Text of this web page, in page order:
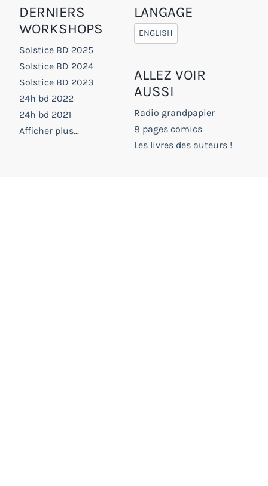
DERNIERS
WORKSHOPS
Solstice BD 2025
Solstice BD 2024
Solstice BD 2023
24h bd 2022
24h bd 2021
Afficher plus...
LANGAGE
ENGLISH
ALLEZ VOIR
AUSSI
Radio grandpapier
8 pages comics
Les livres des auteurs !